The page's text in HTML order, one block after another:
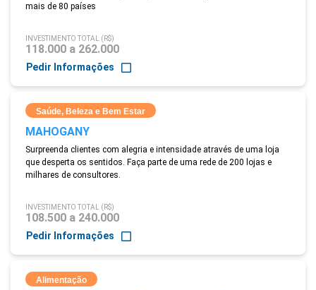
mais de 80 países
INVESTIMENTO TOTAL (R$)
118.000 a 262.000
Pedir Informações
Saúde, Beleza e Bem Estar
MAHOGANY
Surpreenda clientes com alegria e intensidade através de uma loja
que desperta os sentidos. Faça parte de uma rede de 200 lojas e
milhares de consultores.
INVESTIMENTO TOTAL (R$)
108.500 a 240.000
Pedir Informações
Alimentação